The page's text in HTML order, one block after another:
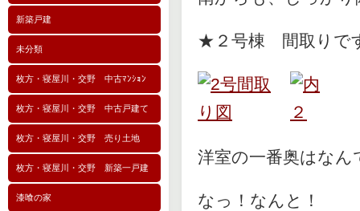
新築戸建
未分類
枚方・寝屋川・交野 中古ﾏﾝｼｮﾝ
枚方・寝屋川・交野 中古戸建て
枚方・寝屋川・交野 売り土地
枚方・寝屋川・交野 新築一戸建
漆喰の家
★２号棟 間取りで
洋室の一番奥はなん
なっ！なんと！